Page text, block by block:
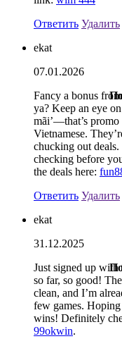
Ответить Удалить
ekat
07.01.2026
Fancy a bonus
ya? Keep an eye
mãi’—that’s promo
Vietnamese.
chucking out deals.
checking before
the deals here:
Ответить Удалить
ekat
31.12.2025
Just signed up
so far, so good!
clean, and I’m
few games.
wins! Definitely
99okwin.